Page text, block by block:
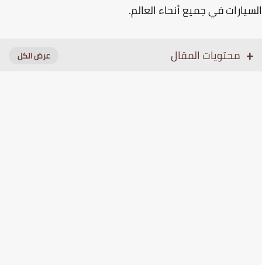
في جميع أنحاء العالم.
محتويات المقال